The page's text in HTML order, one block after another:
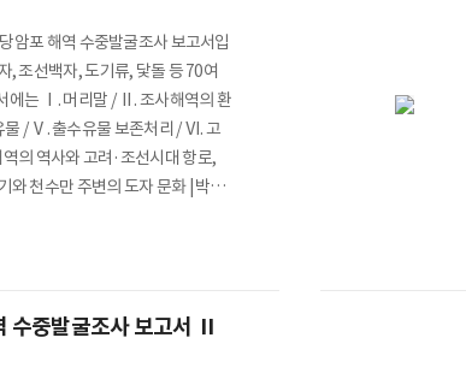
읽기전용프
암포 해역 수중발굴조사 보고서입
, 조선백자, 도기류, 닻돌 등 70여
에는 Ⅰ. 머리말 / Ⅱ. 조사해역의 환
/ Ⅴ. 출수유물 보존처리 / Ⅵ. 고
의 역사와 고려·조선시대 항로,
와 천수만 주변의 도자 문화 | 박형
다. *담당부서 : 서해문화재과
수중발굴조사 보고서 Ⅱ